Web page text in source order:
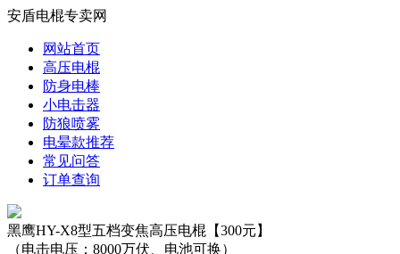
安盾电棍专卖网
网站首页
高压电棍
防身电棒
小电击器
防狼喷雾
电晕款推荐
常见问答
订单查询
黑鹰HY-X8型五档变焦高压电棍【300元】
（电击电压：8000万伏、电池可换）